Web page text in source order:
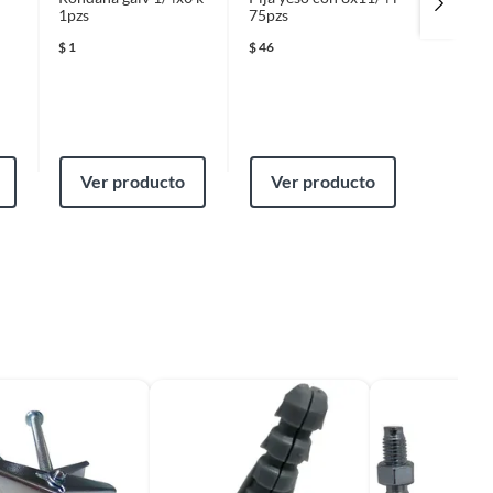
1pzs
$ 1
Ver producto
75pzs
$46
Ver producto
500pzs